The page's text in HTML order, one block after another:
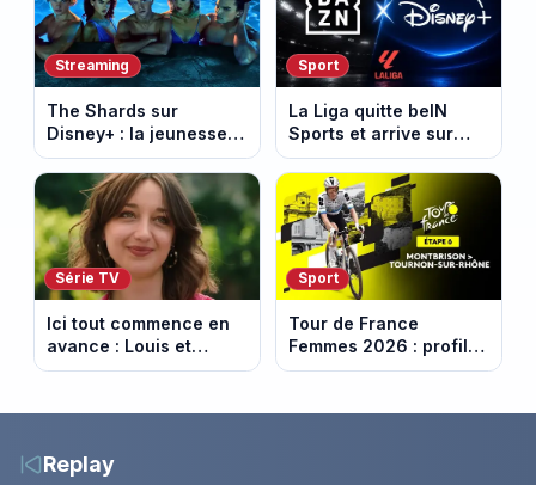
Streaming
The Shards sur
Disney+ : la jeunesse
dorée de Los Angeles
face à un tueur dans
les années 80
Sport
La Liga quitte beIN
Sports et arrive sur
DAZN et Disney+ en
France
Série TV
Ici tout commence en
avance : Louis et
Jasmine enfin en
août 2026 (spoiler)
Sport
Tour de France
Femmes 2026 : profil
et horaires de la 6e
Montbrison et
Replay